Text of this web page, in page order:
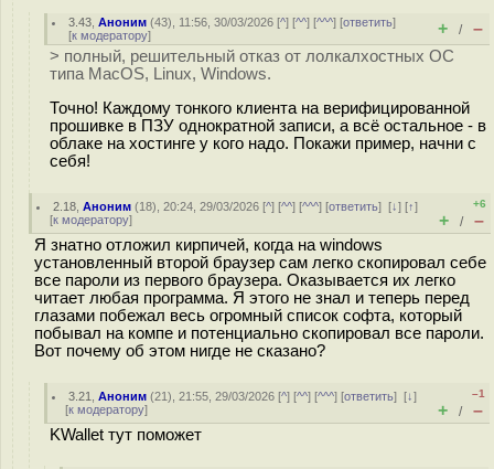
3.43 ,Аноним (43), 11:56, 30/03/2026 [^] [^^] [^^^] [ответить]
[к модератору] + / –
> полный, решительный отказ от лолкалхостных ОС
типа MacOS, Linux, Windows.
Точно! Каждому тонкого клиента на верифицированной
прошивке в ПЗУ однократной записи, а всё остальное - в
облаке на хостинге у кого надо. Покажи пример, начни с
себя!
2.18 ,Аноним (18), 20:24, 29/03/2026 [^] [^^] [^^^] [ответить][↓] [↑]
[к модератору]
+6
+ / –
Я знатно отложил кирпичей, когда на windows
установленный второй браузер сам легко скопировал себе
все пароли из первого браузера. Оказывается их легко
читает любая программа. Я этого не знал и теперь перед
глазами побежал весь огромный список софта, который
побывал на компе и потенциально скопировал все пароли.
Вот почему об этом нигде не сказано?
3.21 ,Аноним (21), 21:55, 29/03/2026 [^] [^^] [^^^] [ответить][↓]
[к модератору]
–1
+ / –
KWallet тут поможет